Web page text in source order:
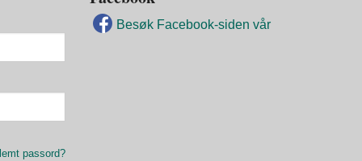
passord?
Besøk Facebook-siden vår